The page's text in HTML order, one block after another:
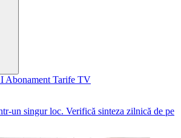
Abonament Tarife TV
un singur loc. Verifică sinteza zilnică de pe